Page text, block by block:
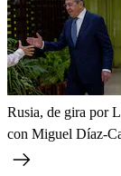
Rusia, de gira por
con Miguel Díaz-